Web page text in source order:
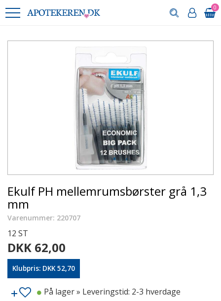
0
Ekulf PH mellemrumsbørster grå 1,3
mm
Varenummer: 220707
12 ST
DKK 62,00
Klubpris: DKK 52,70
På lager» Leveringstid: 2-3 hverdage